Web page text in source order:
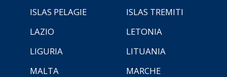
ISLAS PELAGIE
ISLAS TREMITI
LAZIO
LETONIA
LIGURIA
LITUANIA
MALTA
MARCHE